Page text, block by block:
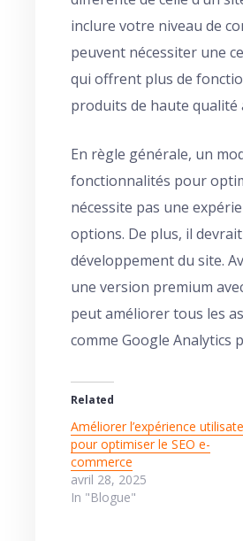
inclure votre niveau de
peuvent nécessiter une
qui offrent plus de
produits de haute qualité
En règle générale, un
fonctionnalités pour
nécessite pas une
options. De plus, il
développement du site.
une version premium
peut améliorer tous les
comme Google Analytics
Related
Améliorer l’expérience
pour optimiser le SEO e-
commerce
avril 28, 2025
In "Blogue"